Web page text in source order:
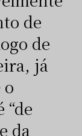
de
de
já
o
da